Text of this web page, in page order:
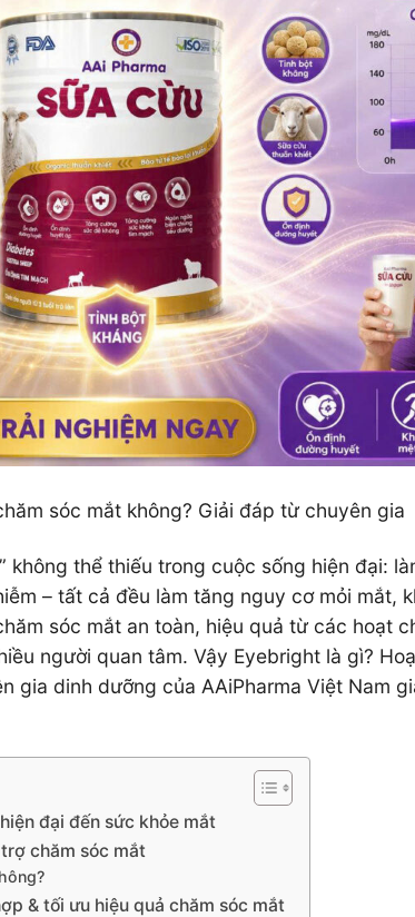
sóc mắt không? Giải đáp từ chuyên gia
không thể thiếu trong cuộc sống hiện đại:
– tất cả đều làm tăng nguy cơ mỏi mắt,
sóc mắt an toàn, hiệu quả từ các hoạt
người quan tâm. Vậy Eyebright là gì?
gia dinh dưỡng của AAiPharma Việt Nam
đại đến sức khỏe mắt
chăm sóc mắt
& tối ưu hiệu quả chăm sóc mắt